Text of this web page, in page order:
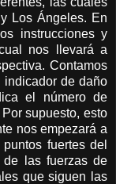
Los Ángeles. En
instrucciones y
nos llevará a
Contamos
indicador de daño
el número de
supuesto, esto
nos empezará a
fuertes del
de las fuerzas de
que siguen las